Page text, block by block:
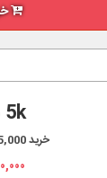
5k فالوور ارزان
خرید